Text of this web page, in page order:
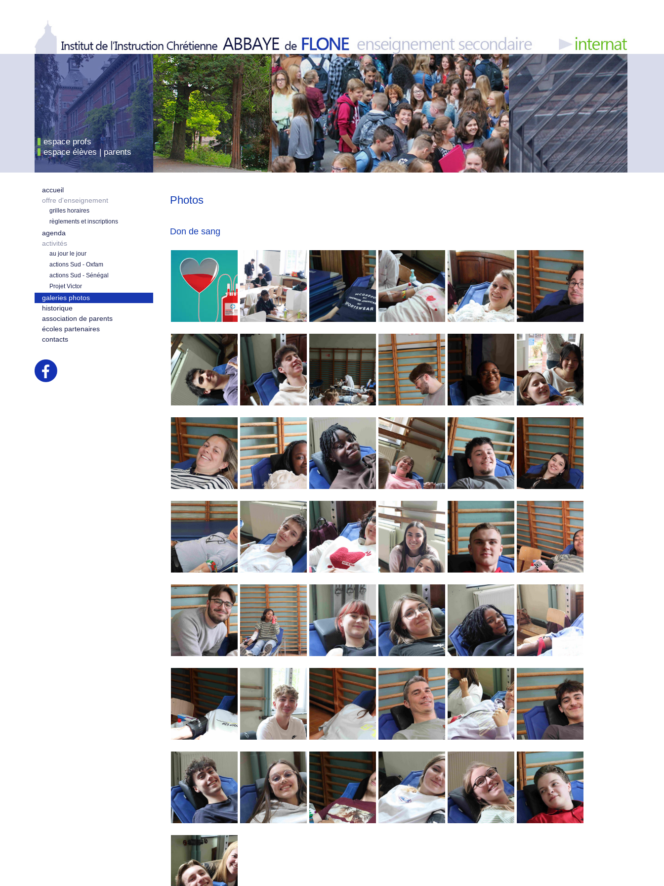
espace profs
espace élèves | parents
accueil
offre d'enseignement
grilles horaires
règlements et inscriptions
agenda
activités
au jour le jour
actions Sud - Oxfam
actions Sud - Sénégal
Projet Victor
galeries photos
historique
association de parents
écoles partenaires
contacts
Photos
Don de sang